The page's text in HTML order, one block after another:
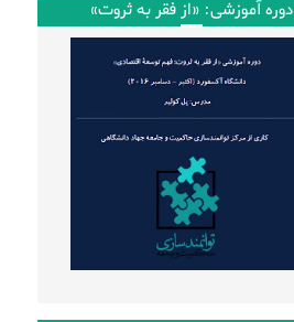
دوره آموزشی: «از فقر به ثروت»